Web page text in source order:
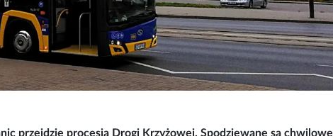
przejdzie procesja Drogi Krzyżowej. Spodziewane są chwilowe